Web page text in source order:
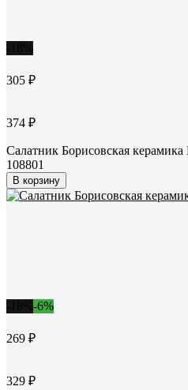
305 ₽
374 ₽
Салатник Борисовская
108801
В корзину
-6%
269 ₽
329 ₽